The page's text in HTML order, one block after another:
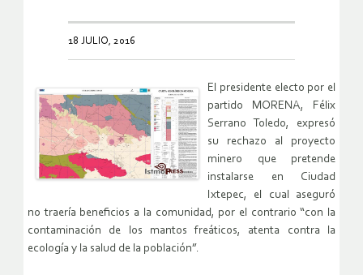
18 JULIO, 2016
El presidente electo por el
partido MORENA, Félix
Serrano Toledo, expresó
su rechazo al proyecto
minero que pretende
instalarse en Ciudad
Ixtepec, el cual aseguró
no traería beneficios a la comunidad, por el contrario “con la
contaminación de los mantos freáticos, atenta contra la
ecología y la salud de la población”.